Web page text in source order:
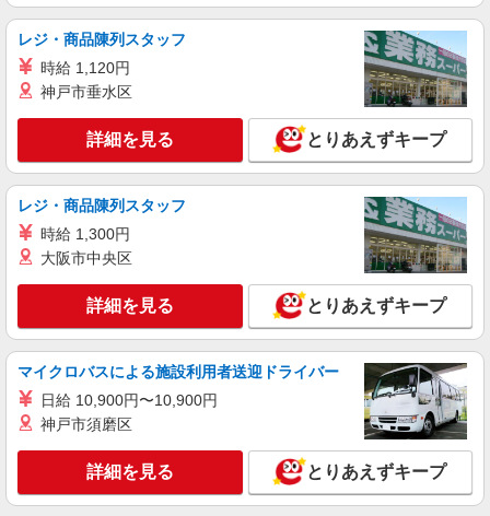
レジ・商品陳列スタッフ
時給 1,120円
神戸市垂水区
詳細を見る とりあえずキープ
レジ・商品陳列スタッフ
時給 1,300円
大阪市中央区
詳細を見る とりあえずキープ
マイクロバスによる施設利用者送迎ドライバー
日給 10,900円〜10,900円
神戸市須磨区
詳細を見る とりあえずキープ